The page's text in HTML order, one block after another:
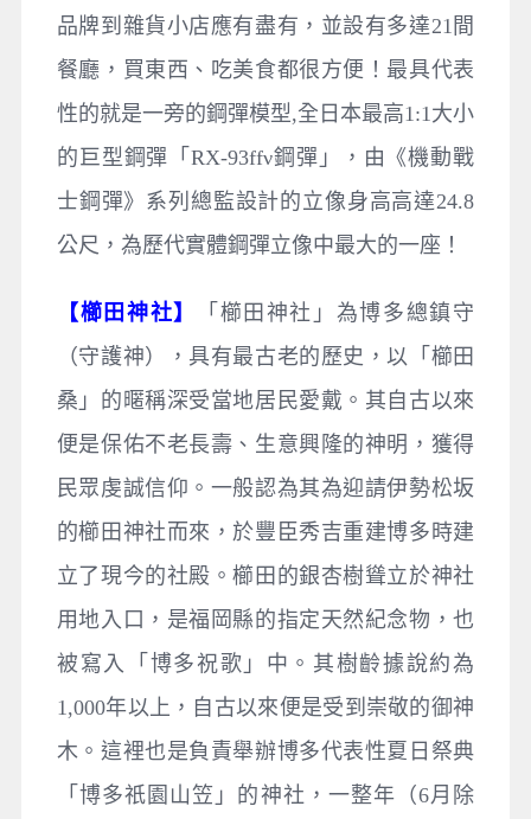
品牌到雜貨小店應有盡有，並設有多達21間
餐廳，買東西、吃美食都很方便！最具代表
性的就是一旁的鋼彈模型,全日本最高1:1大小
的巨型鋼彈「RX-93ffν鋼彈」，由《機動戰
士鋼彈》系列總監設計的立像身高高達24.8
公尺，為歷代實體鋼彈立像中最大的一座！
【櫛田神社】
「櫛田神社」為博多總鎮守
（守護神），具有最古老的歷史，以「櫛田
桑」的暱稱深受當地居民愛戴。其自古以來
便是保佑不老長壽、生意興隆的神明，獲得
民眾虔誠信仰。一般認為其為迎請伊勢松坂
的櫛田神社而來，於豐臣秀吉重建博多時建
立了現今的社殿。櫛田的銀杏樹聳立於神社
用地入口，是福岡縣的指定天然紀念物，也
被寫入「博多祝歌」中。其樹齡據說約為
1,000年以上，自古以來便是受到崇敬的御神
木。這裡也是負責舉辦博多代表性夏日祭典
「博多祇園山笠」的神社，一整年（6月除